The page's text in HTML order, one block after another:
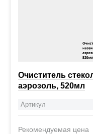
Очиститель
аэрозоль, 520мл
Артикул
Рекомендуемая цена